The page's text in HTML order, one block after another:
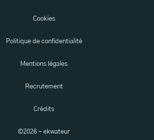
Cookies
Politique de confidentialité
Mentions légales
Recrutement
Crédits
©2026 - ekwateur